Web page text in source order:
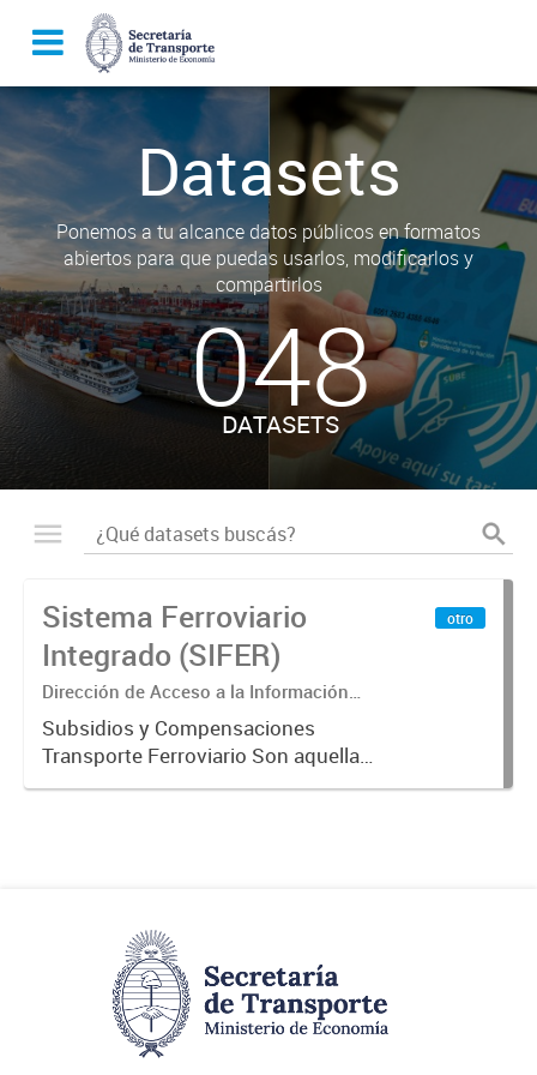
Datasets
Ponemos a tu alcance datos públicos en formatos
abiertos para que puedas usarlos, modificarlos y
compartirlos
048
DATASETS
Sistema Ferroviario
Integrado (SIFER)
Dirección de Acceso a la Información
Pública y Transparencia
Subsidios y Compensaciones
Transporte Ferroviario Son aquellas
transferencias realizadas por la
otro